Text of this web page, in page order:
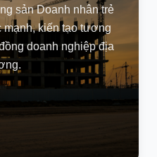
sản Doanh nhân trẻ
kiến tạo tương
doanh nghiệp địa